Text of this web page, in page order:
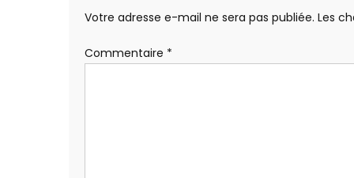
Votre adresse e-mail ne sera pas publiée. Les
Commentaire *